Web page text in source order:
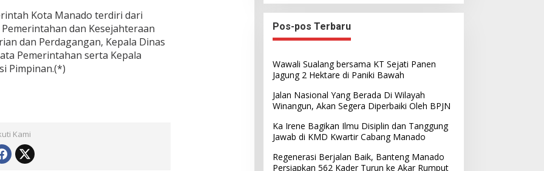
Kota Manado terdiri dari
dan Kesejahteraan
dan Perdagangan, Kepala Dinas
Pemerintahan serta Kepala
Pimpinan.(*)
Kami
Pos-pos Terbaru
Wawali Sualang bersama KT Sejati Panen
Jagung 2 Hektare di Paniki Bawah
Jalan Nasional Yang Berada Di Wilayah
Winangun, Akan Segera Diperbaiki Oleh BPJN
Ka Irene Bagikan Ilmu Disiplin dan Tanggung
Jawab di KMD Kwartir Cabang Manado
Regenerasi Berjalan Baik, Banteng Manado
Persiapkan 562 Kader Turun ke Akar Rumput